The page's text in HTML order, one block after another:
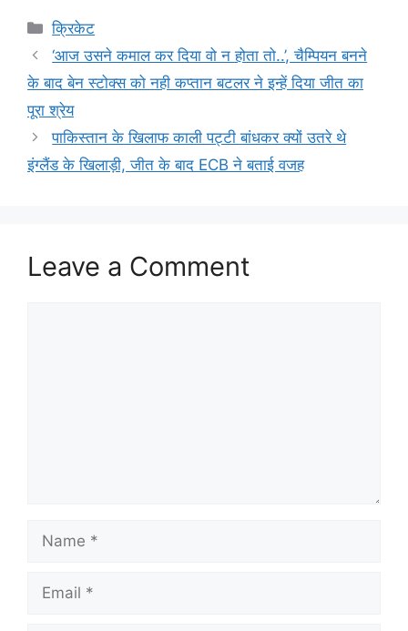
Categories
क्रिकेट
‘आज उसने कमाल कर दिया वो न होता तो..’, चैम्पियन बनने
के बाद बेन स्टोक्स को नही कप्तान बटलर ने इन्हें दिया जीत का
पूरा श्रेय
पाकिस्तान के खिलाफ काली पट्टी बांधकर क्यों उतरे थे
इंग्लैंड के खिलाड़ी, जीत के बाद ECB ने बताई वजह
Leave a Comment